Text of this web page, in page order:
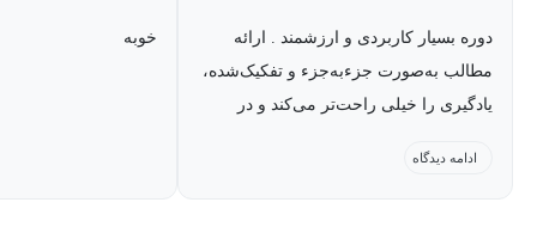
دوره بسیار کاربردی و ارزشمند . ارائه
مطالب به‌صورت جزء‌به‌جزء و تفکیک‌شده،
یادگیری را خیلی راحت‌تر می‌کند و در
ادامه دیدگاه
خوبه